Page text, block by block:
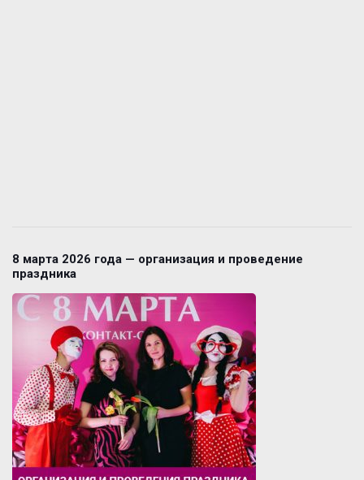
8 марта 2026 года — организация и проведение
праздника